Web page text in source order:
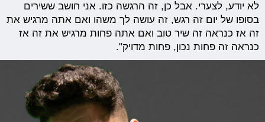
לא יודע, לצערי. אבל כן, זה הרגשה כזו. אני חושב ששירים
בסופו של יום זה רגש, זה עושה לך משהו ואם אתה מרגיש את
זה אז כנראה זה שיר טוב ואם אתה פחות מרגיש את זה אז
כנראה זה פחות נכון, פחות מדויק".